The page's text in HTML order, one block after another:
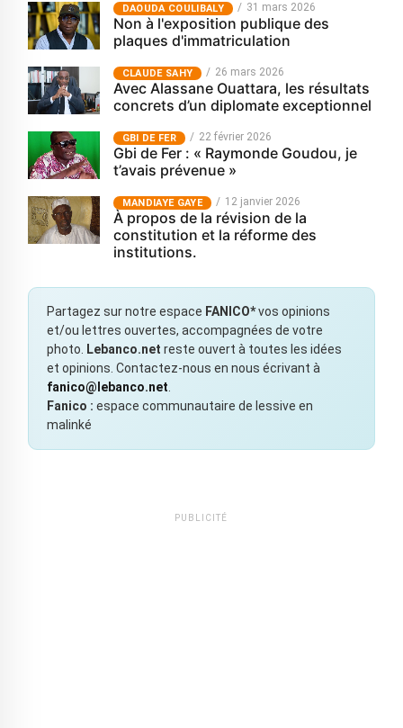
‎DAOUDA COULIBALY 31 mars 2026
Non à l'exposition publique des
plaques d'immatriculation
CLAUDE SAHY 26 mars 2026
Avec Alassane Ouattara, les résultats
concrets d’un diplomate exceptionnel
GBI DE FER 22 février 2026
Gbi de Fer : « Raymonde Goudou, je
t’avais prévenue »
MANDIAYE GAYE 12 janvier 2026
À propos de la révision de la
constitution et la réforme des
institutions.
Partagez sur notre espace FANICO*vos opinions
et/ou lettres ouvertes, accompagnées de votre
photo.
Lebanco.net reste ouvert à toutes les idées
et opinions. Contactez-nous en nous écrivant à
fanico@lebanco.net
Fanico : espace communautaire de lessive en
malinké
PUBLICITÉ